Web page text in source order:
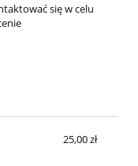
się w celu
płatności
25,00 zł